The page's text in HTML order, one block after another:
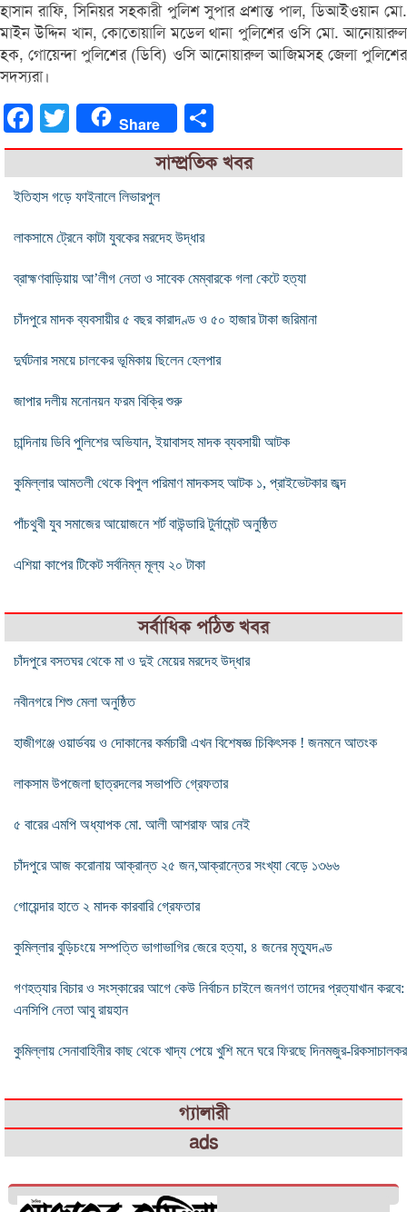
হাসান রাফি, সিনিয়র সহকারী পুলিশ সুপার প্রশান্ত পাল, ডিআইওয়ান মো.
মাইন উদ্দিন খান, কোতোয়ালি মডেল থানা পুলিশের ওসি মো. আনোয়ারুল
হক, গোয়েন্দা পুলিশের (ডিবি) ওসি আনোয়ারুল আজিমসহ জেলা পুলিশের
সদস্যরা।
FacebookTwitter Share
সাম্প্রতিক খবর
ইতিহাস গড়ে ফাইনালে লিভারপুল
লাকসামে ট্রেনে কাটা যুবকের মরদেহ উদ্ধার
ব্রাহ্মণবাড়িয়ায় আ’লীগ নেতা ও সাবেক মেম্বারকে গলা কেটে হত্যা
চাঁদপুরে মাদক ব্যবসায়ীর ৫ বছর কারাদণ্ড ও ৫০ হাজার টাকা জরিমানা
দুর্ঘটনার সময়ে চালকের ভূমিকায় ছিলেন হেলপার
জাপার দলীয় মনোনয়ন ফরম বিক্রি শুরু
চান্দিনায় ডিবি পুলিশের অভিযান, ইয়াবাসহ মাদক ব্যবসায়ী আটক
কুমিল্লার আমতলী থেকে বিপুল পরিমাণ মাদকসহ আটক ১, প্রাইভেটকার জব্দ
পাঁচথুবী যুব সমাজের আয়োজনে শর্ট বাউন্ডারি টুর্নামেন্ট অনুষ্ঠিত
এশিয়া কাপের টিকেট সর্বনিম্ন মূল্য ২০ টাকা
সর্বাধিক পঠিত খবর
চাঁদপুরে বসতঘর থেকে মা ও দুই মেয়ের মরদেহ উদ্ধার
নবীনগরে শিশু মেলা অনুষ্ঠিত
হাজীগঞ্জে ওয়ার্ডবয় ও দোকানের কর্মচারী এখন বিশেষজ্ঞ চিকিৎসক ! জনমনে আতংক
লাকসাম উপজেলা ছাত্রদলের সভাপতি গ্রেফতার
৫ বারের এমপি অধ্যাপক মো. আলী আশরাফ আর নেই
চাঁদপুরে আজ করোনায় আক্রান্ত ২৫ জন,আক্রান্তের সংখ্যা বেড়ে ১৩৬৬
গোয়েন্দার হাতে ২ মাদক কারবারি গ্রেফতার
কুমিল্লার বুড়িচংয়ে সম্পত্তি ভাগাভাগির জেরে হত্যা, ৪ জনের মৃত্যুদণ্ড
গণহত্যার বিচার ও সংস্কারের আগে কেউ নির্বাচন চাইলে জনগণ তাদের প্রত্যাখান করবে:
এনসিপি নেতা আবু রায়হান
কুমিল্লায় সেনাবাহিনীর কাছ থেকে খাদ্য পেয়ে খুশি মনে ঘরে ফিরছে দিনমজুর-
গ্যালারী
ads